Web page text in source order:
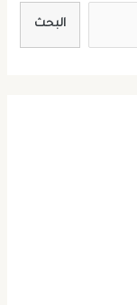
البحث